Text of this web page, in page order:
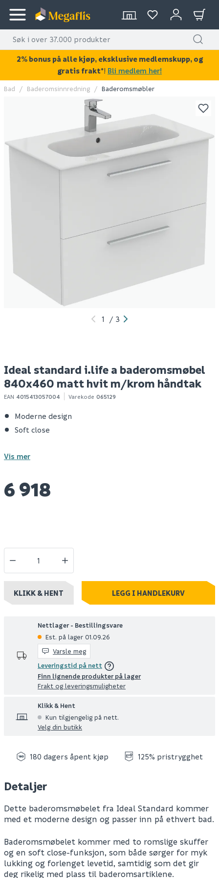
KAN DISSE VÆRE AV INTERESSE?
372
Lavabo saturn 86
dobbel kompositt
kjøkkenvask sort
6 918
Bad Baderomsinnredning Baderomsmøbler
1 / 3
Ideal standard i.life a baderomsmøbel
840x460 matt hvit m/krom håndtak
EAN 4015413057004 Varekode 065129
Moderne design
Soft close
Vis mer
6 918
KLIKK & HENT LEGG I HANDLEKURV
Nettlager - Bestillingsvare
Est. på lager 01.09.26
Varsle meg
Leveringstid på nett
Finn lignende produkter på lager
Frakt og leveringsmuligheter
Klikk & Hent
Kun tilgjengelig på nett.
Velg din butikk
180 dagers åpent kjøp 125% pristrygghet
Detaljer
Dette baderomsmøbelet fra Ideal Standard kommer
med et moderne design og passer inn på ethvert bad.
Baderomsmøbelet kommer med to romslige skuffer
og en soft close-funksjon, som både sørger for myk
lukking og forlenget levetid, samtidig som det gir
deg rikelig med plass til baderomsartiklene.
2% bonus på alle kjøp, eksklusive medlemskupp, og
gratis frakt*! Bli medlem her!